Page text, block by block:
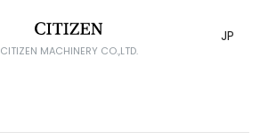
CITIZEN MACHINERY CO.,LTD.
JP